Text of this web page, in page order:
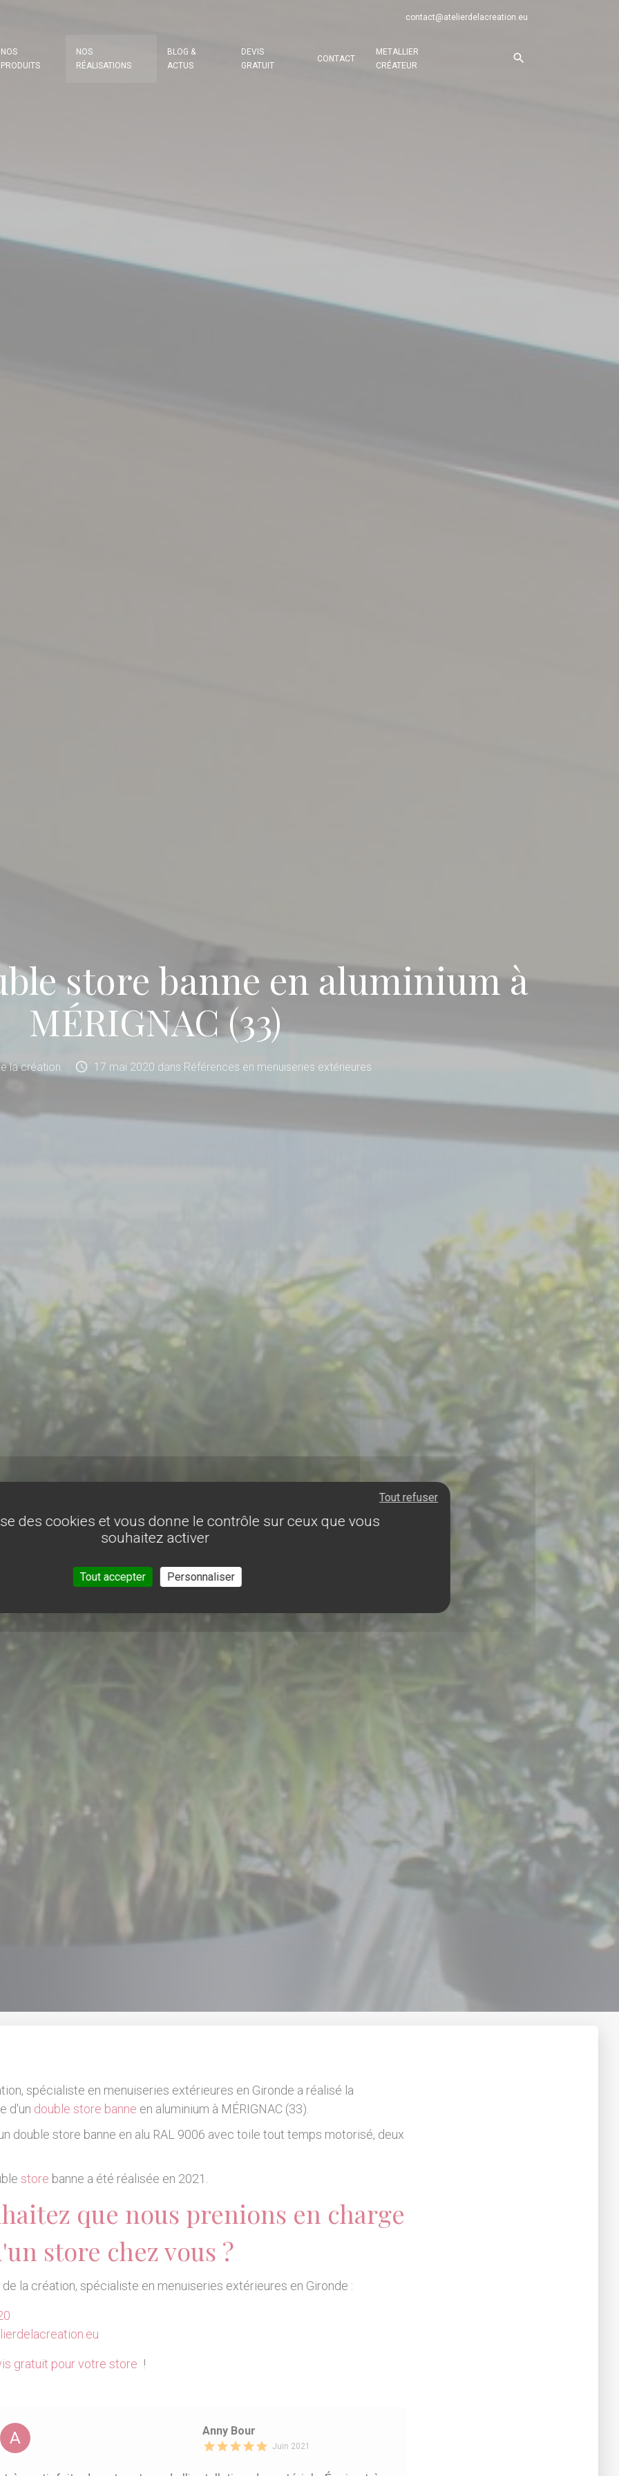
contact@atelierdelacreation.eu
NOS
PRODUITS
NOS
RÉALISATIONS
BLOG &
ACTUS
DEVIS
GRATUIT
CONTACT
METALLIER
CRÉATEUR
store banne en aluminium à
MÉRIGNAC (33)
la création schedule 17 mai 2020 dans Références en menuiseries extérieures
spécialiste en menuiseries extérieures en Gironde a réalisé la
d'un double store banne en aluminium à MÉRIGNAC (33).
double store banne en alu RAL 9006 avec toile tout temps motorisé, deux
store banne a été réalisée en 2021.
que nous prenions en charge
store chez vous ?
la création, spécialiste en menuiseries extérieures en Gironde :
gratuit pour votre store !
A Anny Bour
Juin 2021
des cookies et vous donne le contrôle sur ceux que vous
souhaitez activer
Tout accepter
Tout refuser
Personnaliser